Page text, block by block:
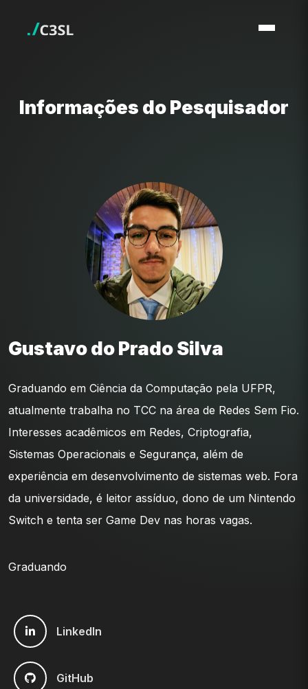
Informações do Pesquisador
Gustavo do Prado Silva
Graduando
Graduando em Ciência da Computação pela UFPR,
atualmente trabalha no TCC na área de Redes Sem Fio.
Interesses acadêmicos em Redes, Criptografia,
Sistemas Operacionais e Segurança, além de
experiência em desenvolvimento de sistemas web. Fora
da universidade, é leitor assíduo, dono de um Nintendo
Switch e tenta ser Game Dev nas horas vagas.
LinkedIn
GitHub